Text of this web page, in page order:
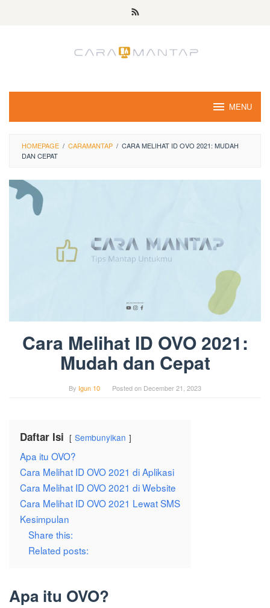
MENU
HOMEPAGE / CARAMANTAP / CARA MELIHAT ID OVO 2021: MUDAH
DAN CEPAT
Cara Melihat ID OVO 2021:
Mudah dan Cepat
By Igun 10 Posted on December 21, 2023
Daftar Isi Sembunyikan
Apa itu OVO?
Cara Melihat ID OVO 2021 di Aplikasi
Cara Melihat ID OVO 2021 di Website
Cara Melihat ID OVO 2021 Lewat SMS
Kesimpulan
Share this:
Related posts:
Apa itu OVO?